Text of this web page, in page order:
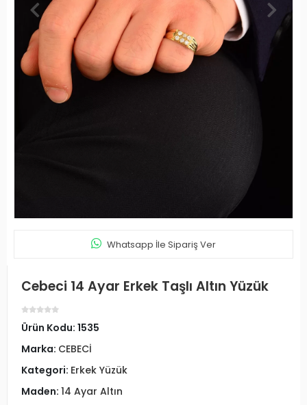
Whatsapp İle Sipariş Ver
Cebeci 14 Ayar Erkek Taşlı Altın Yüzük
Ürün Kodu: 1535
Marka: CEBECİ
Kategori: Erkek Yüzük
Maden: 14 Ayar Altın